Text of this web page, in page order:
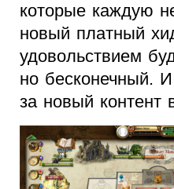
которые каждую
новый платный
удовольствием
но бесконечный.
за новый контент